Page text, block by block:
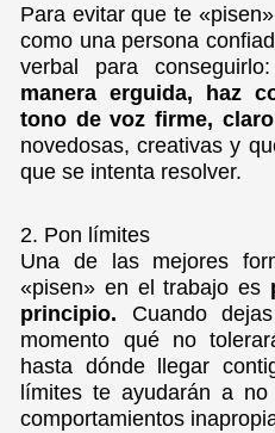
Para evitar que te
como una persona
verbal para conseguirlo:
manera erguida, haz
tono de voz firme,
novedosas, creativas y
que se intenta resolver.
2. Pon límites
Una de las mejores
«pisen» en el trabajo es
principio. Cuando
momento qué no
hasta dónde llegar
límites te ayudarán a
comportamientos